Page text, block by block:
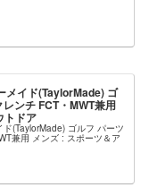
メイド(TaylorMade) ゴ
ンチ FCT・MWT兼用
トドア
(TaylorMade) ゴルフ パーツ
兼用 メンズ : スポーツ＆ア